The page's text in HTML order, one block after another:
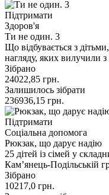
Підтримати
Здоров'я
Ти не один. 3
Що відбувається з
нагляду, яких вилучили
Зібрано
24022,85 грн.
Залишилось зібрати
236936,15 грн.
Підтримати
Соціальна допомога
Рюкзак, що дарує надію
25 дітей із сімей у
Кам’янець-Подільській
Зібрано
10217,0 грн.